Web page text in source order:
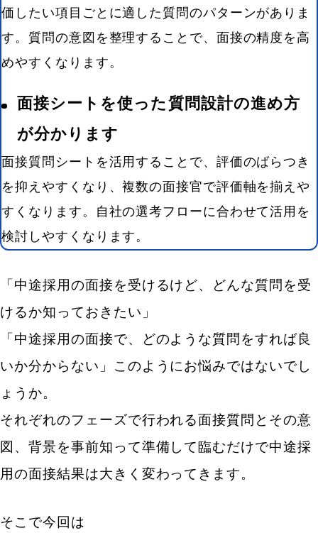
価したい項目ごとに適した質問のパターンがありま
す。質問の意図を整理することで、面接の精度を高
めやすくなります。
面接シートを使った質問設計の進め方
が分かります
面接質問シートを活用することで、評価のばらつき
を抑えやすくなり、複数の面接官で評価軸を揃えや
すくなります。自社の選考フローに合わせて活用を
検討しやすくなります。
「中途採用の面接を受けるけど、どんな質問を受
けるか知っておきたい」
「中途採用の面接で、どのような質問をすれば良
いか分からない」このようにお悩みではないでし
ょうか。
それぞれのフェーズで行われる面接質問とその意
図、背景を事前知って準備して臨むだけで中途採
用の面接結果は大きく変わってきます。
そこで今回は